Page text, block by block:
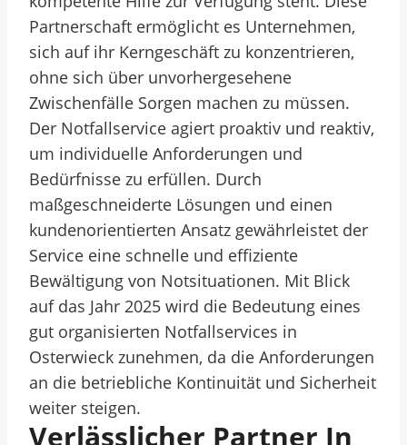
Partnerschaft ermöglicht es Unternehmen,
sich auf ihr Kerngeschäft zu konzentrieren,
ohne sich über unvorhergesehene
Zwischenfälle Sorgen machen zu müssen.
Der Notfallservice agiert proaktiv und reaktiv,
um individuelle Anforderungen und
Bedürfnisse zu erfüllen. Durch
maßgeschneiderte Lösungen und einen
kundenorientierten Ansatz gewährleistet der
Service eine schnelle und effiziente
Bewältigung von Notsituationen. Mit Blick
auf das Jahr 2025 wird die Bedeutung eines
gut organisierten Notfallservices in
Osterwieck zunehmen, da die Anforderungen
an die betriebliche Kontinuität und Sicherheit
weiter steigen.
Verlässlicher Partner In